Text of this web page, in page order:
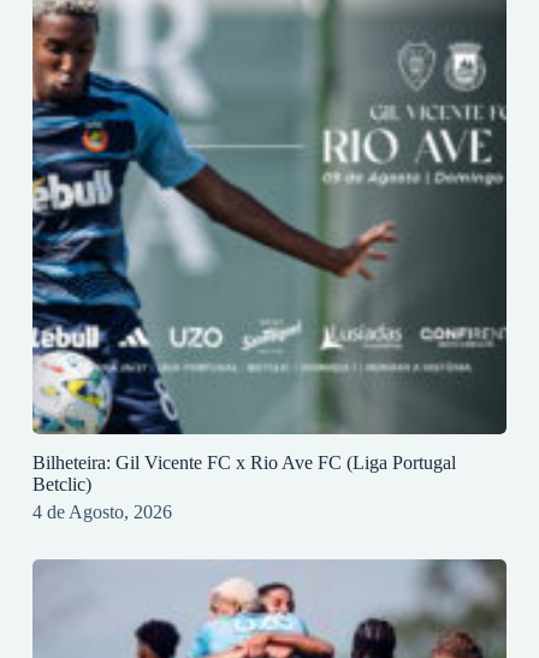
Bilheteira: Gil Vicente FC x Rio Ave FC (Liga Portugal
Betclic)
4 de Agosto, 2026